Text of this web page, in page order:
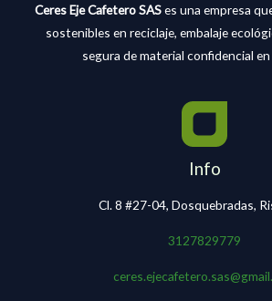
Ceres Eje Cafetero SASes una empresa
sostenibles en reciclaje, embalaje
segura de material confidencial
Info
Cl. 8 #27-04, Dosquebradas,
3127829779